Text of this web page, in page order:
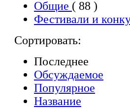
Общие ( 88 )
Фестивали и
Сортировать:
Последнее
Обсуждаемое
Популярное
Название